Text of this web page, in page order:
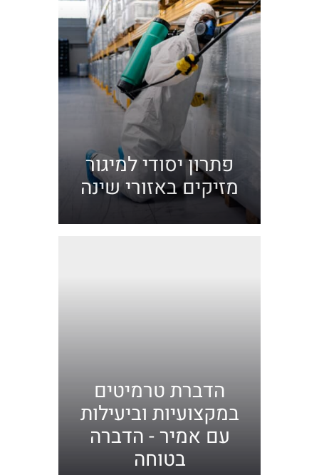
פתרון יסודי למיגור
מזיקים באזורי שינה
הדברת טרמיטים
במקצועיות וביעילות
עם אמיר - הדברה
בטוחה